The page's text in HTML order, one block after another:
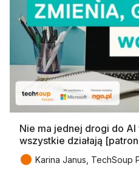
Nie ma jednej drogi do AI
wszystkie działają
● Karina Janus, TechSoup